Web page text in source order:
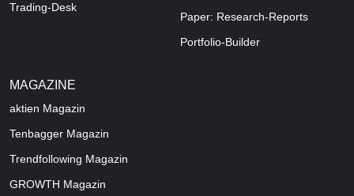
Trading-Desk
Paper: Research-Reports
Portfolio-Builder
MAGAZINE
aktien Magazin
Tenbagger Magazin
Trendfollowing Magazin
GROWTH Magazin